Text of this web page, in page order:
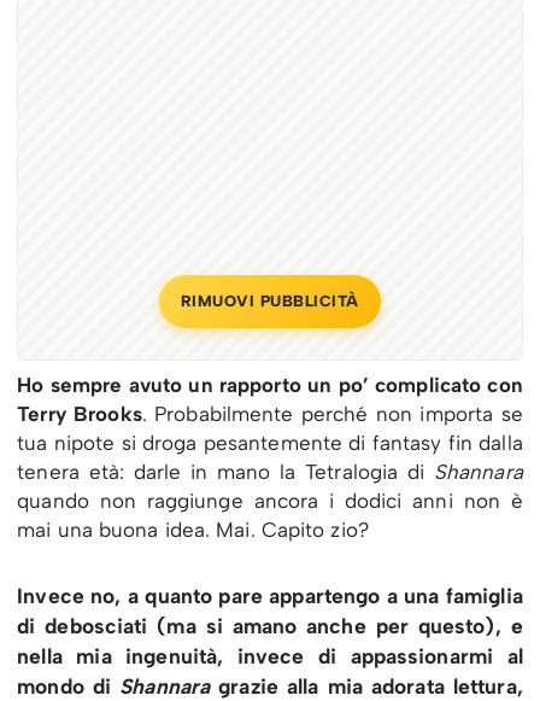
RIMUOVI PUBBLICITÀ
Ho sempre avuto un rapporto un po’ complicato con
Terry Brooks. Probabilmente perché non importa se
tua nipote si droga pesantemente di fantasy fin dalla
tenera età: darle in mano la Tetralogia di Shannara
quando non raggiunge ancora i dodici anni non è
mai una buona idea. Mai. Capito zio?
Invece no, a quanto pare appartengo a una famiglia
di debosciati (ma si amano anche per questo), e
nella mia ingenuità, invece di appassionarmi al
mondo di Shannaragrazie alla mia adorata lettura,